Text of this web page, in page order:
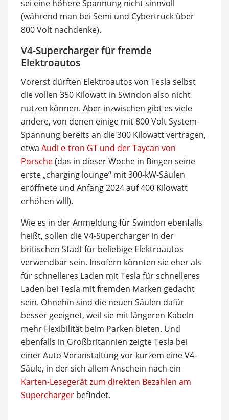
sei eine höhere Spannung nicht sinnvoll
(während man bei Semi und Cybertruck über
800 Volt nachdenke).
V4-Supercharger für fremde
Elektroautos
Vorerst dürften Elektroautos von Tesla selbst
die vollen 350 Kilowatt in Swindon also nicht
nutzen können. Aber inzwischen gibt es viele
andere, von denen einige mit 800 Volt System-
Spannung bereits an die 300 Kilowatt vertragen,
etwa Audi e-tron GT und der Taycan von
Porsche(das in dieser Woche in Bingen seine
erste „charging lounge“ mit 300-kW-Säulen
eröffnete und Anfang 2024 auf 400 Kilowatt
erhöhen wlll).
Wie es in der Anmeldung für Swindon ebenfalls
heißt, sollen die V4-Supercharger in der
britischen Stadt für beliebige Elektroautos
verwendbar sein. Insofern könnten sie eher als
für schnelleres Laden mit Tesla für schnelleres
Laden bei Tesla mit fremden Marken gedacht
sein. Ohnehin sind die neuen Säulen dafür
besser geeignet, weil sie mit längeren Kabeln
mehr Flexibilität beim Parken bieten. Und
ebenfalls in Großbritannien zeigte Tesla bei
einer Auto-Veranstaltung vor kurzem eine V4-
Säule, in der sich allem Anschein nach ein
Karten-Lesegerät zum direkten Bezahlen am
Superchargerbefindet.